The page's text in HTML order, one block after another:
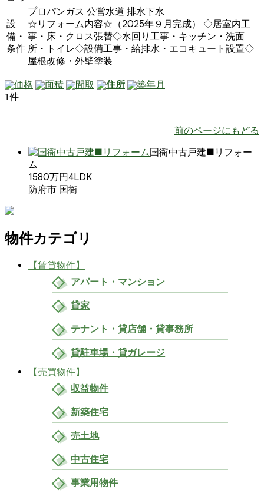
設
備・
条件
プロパンガス 公営水道 排水下水
☆リフォーム内容☆（2025年９月完成） ◇居室内工
事・床・クロス張替◇水回り工事・キッチン・洗面
所・トイレ◇設備工事・給排水・エコキュート設置◇
屋根改修・外壁塗装
価格
面積 間取 住所 築年月
1件
前のページにもどる
国衙中古戸建■リフォー
ム
1580万円4LDK
防府市 国衙
物件カテゴリ
【賃貸物件】
アパート・マンション
貸家
テナント・貸店舗・貸事務所
貸駐車場・貸ガレージ
【売買物件】
収益物件
新築住宅
売土地
中古住宅
事業用物件